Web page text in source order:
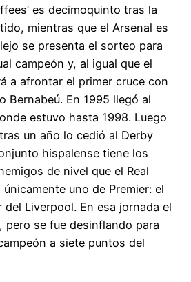
es decimoquinto tras la
mientras que el Arsenal es
se presenta el sorteo para
campeón y, al igual que el
a afrontar el primer cruce con
Bernabeú. En 1995 llegó al
estuvo hasta 1998. Luego
un año lo cedió al Derby
hispalense tiene los
de nivel que el Real
uno de Premier: el
del Liverpool. En esa jornada el
pero se fue desinflando para
a siete puntos del